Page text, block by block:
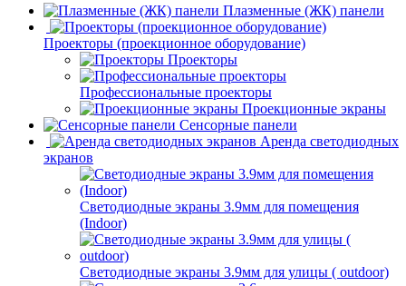
Плазменные (ЖК) панели
Проекторы (проекционное оборудование)
Проекторы
Профессиональные проекторы
Проекционные экраны
Сенсорные панели
Аренда светодиодных
экранов
Светодиодные экраны 3.9мм для помещения
(Indoor)
Светодиодные экраны 3.9мм для улицы ( outdoor)